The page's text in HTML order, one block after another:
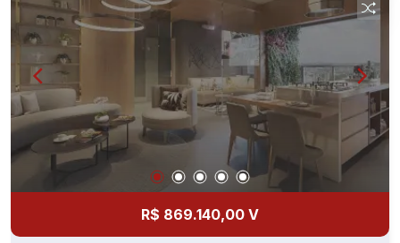
segurança para todos os moradores. Localizado
na Rua Antônia Bizarro, o condomínio está
próximo ao Largo Santo Antônio, Hospital
Cruzeiro do Sul, Colégio Starmax, Pista de Skate
Bela Vista, Colégio Nossa Senhora da
Misericórdia e Ultracron Centro de Diagnósticos,
proporcionando praticidade no dia a dia. O Sole
Bela Vista é a escolha perfeita para quem busca
um novo lar com lazer completo, segurança e
localização privilegiada. Entre em contato e
conheça sua nova casa!
R$ 869.140,00 V